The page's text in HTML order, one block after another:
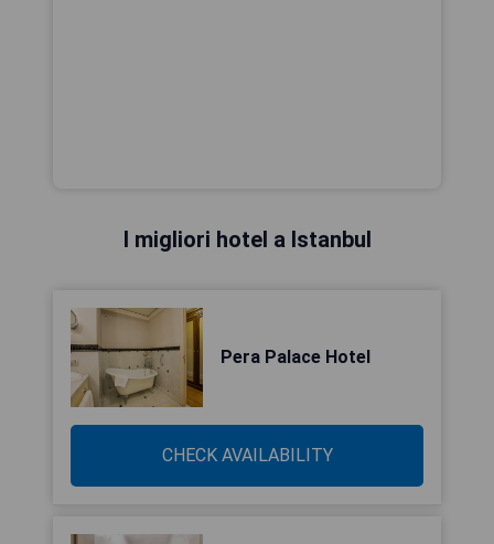
I migliori hotel a Istanbul
Pera Palace Hotel
CHECK AVAILABILITY